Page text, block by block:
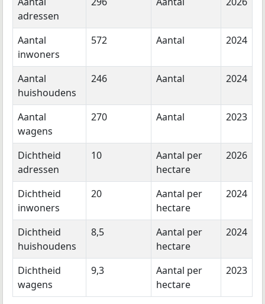
adressen
Aantal
inwoners
572 Aantal 2024
Aantal
huishoudens
246 Aantal 2024
Aantal
wagens
270 Aantal 2023
Dichtheid
adressen
10
Aantal per
hectare
2026
Dichtheid
inwoners
20
Aantal per
hectare
2024
Dichtheid
huishoudens
8,5
Aantal per
hectare
2024
Dichtheid
wagens
9,3
Aantal per
hectare
2023